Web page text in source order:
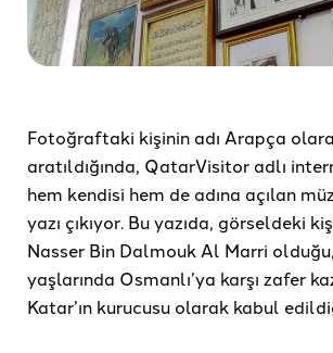
Fotoğraftaki kişinin adı Arapça
aratıldığında, QatarVisitor adlı
hem kendisi hem de adına açılan
yazı çıkıyor. Bu yazıda, görseldeki
Nasser Bin Dalmouk Al Marri
yaşlarında Osmanlı’ya karşı zafer
Katar’ın kurucusu olarak kabul